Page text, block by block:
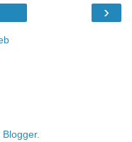
›
Blogger.